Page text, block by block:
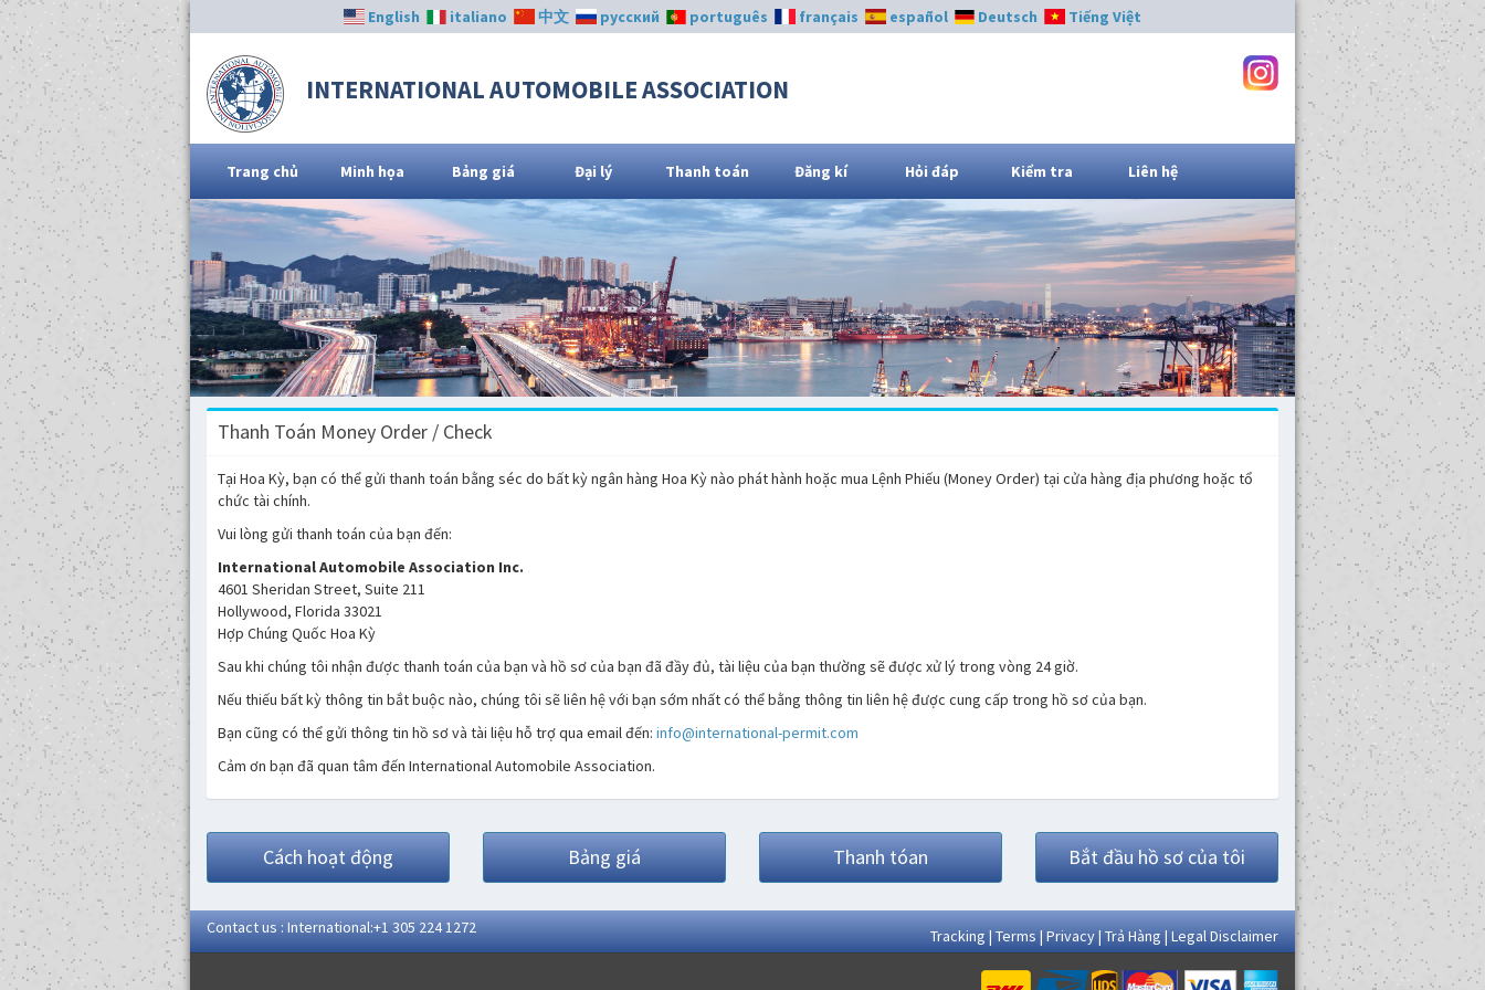
INTERNATIONAL AUTOMOBILE ASSOCIATION
English italiano 中文 русский português français español Deutsch Tiếng Việt
Trang chủ Minh họa Bảng giá Đại lý Thanh toán Đăng kí Hỏi đáp Kiểm tra Liên hệ
Thanh Toán Money Order / Check
Tại Hoa Kỳ, bạn có thể gửi thanh toán bằng séc do bất kỳ ngân hàng Hoa Kỳ nào phát hành hoặc mua Lệnh Phiếu (Money Order) tại cửa hàng địa phương hoặc tổ
chức tài chính.
Vui lòng gửi thanh toán của bạn đến:
International Automobile Association Inc.
4601 Sheridan Street, Suite 211
Hollywood, Florida 33021
Hợp Chúng Quốc Hoa Kỳ
Sau khi chúng tôi nhận được thanh toán của bạn và hồ sơ của bạn đã đầy đủ, tài liệu của bạn thường sẽ được xử lý trong vòng 24 giờ.
Nếu thiếu bất kỳ thông tin bắt buộc nào, chúng tôi sẽ liên hệ với bạn sớm nhất có thể bằng thông tin liên hệ được cung cấp trong hồ sơ của bạn.
Bạn cũng có thể gửi thông tin hồ sơ và tài liệu hỗ trợ qua email đến: info@international-permit.com
Cảm ơn bạn đã quan tâm đến International Automobile Association.
Cách hoạt động Bảng giá Thanh tóan Bắt đầu hồ sơ của tôi
Contact us : International:+1 305 224 1272 Tracking|Terms|Privacy|Trả Hàng|Legal Disclaimer